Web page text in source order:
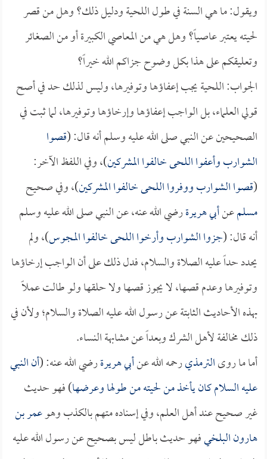
ويقول: ما هي السنة في طول اللحية ودليل ذلك؟ وهل من قصر
لحيته يعتبر عاصياً؟ وهل هي من المعاصي الكبيرة أو من الصغائر
وتعليقكم على هذا بكل وضوح جزاكم الله خيراً؟
الجواب: اللحية يجب إعفاؤها وتوفيرها، وليس لذلك حد في أصح
قولي العلماء، بل الواجب إعفاؤها وإرخاؤها وتوفيرها، لما ثبت في
الصحيحين عن النبي صلى الله عليه وسلم أنه قال: (قصوا
الشوارب وأعفوا اللحى خالفوا المشركين)، وفي اللفظ الآخر:
(قصوا الشوارب ووفروا اللحى خالفوا المشركين)، وفي صحيح
مسلمعنأبي هريرةرضي الله عنه، عن النبي صلى الله عليه وسلم
أنه قال: (جزوا الشوارب وأرخوا اللحى خالفوا المجوس)، ولم
يحدد حداً عليه الصلاة والسلام، فدل ذلك على أن الواجب إرخاؤها
وتوفيرها وعدم قصها، لا يجوز قصها ولا حلقها ولو طالت عملاً
بهذه الأحاديث الثابتة عن رسول الله عليه الصلاة والسلام؛ ولأن في
ذلك مخالفة لأهل الشرك وبعداً عن مشابهة النساء.
أما ما روىالترمذيرحمه الله عنأبي هريرةرضي الله عنه: (أن النبي
عليه السلام كان يأخذ من لحيته من طولها وعرضها) فهو حديث
غير صحيح عند أهل العلم، وفي إسناده متهم بالكذب وهوعمر بن
هارون البلخيفهو حديث باطل ليس بصحيح عن رسول الله عليه